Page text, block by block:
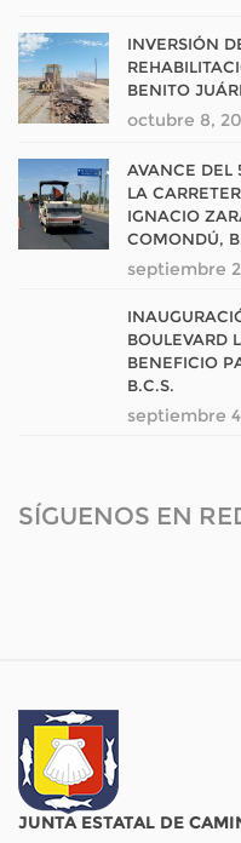
INVERSIÓN
BENITO
octubre 8,
AVANCE DEL
LA
IGNACIO
COMONDÚ,
septiembre
BOULEVARD
BENEFICIO
B.C.S.
septiembre
SÍGUENOS EN
JUNTA ESTATAL DE